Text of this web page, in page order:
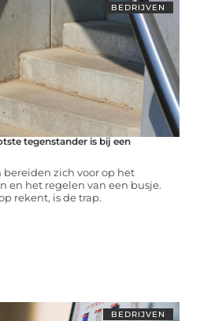
BEDRIJVEN
tegenstander is bij een
zich voor op het
en het regelen van een busje.
rekent, is de trap.
BEDRIJVEN